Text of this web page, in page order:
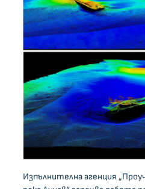
Изпълнителна агенция